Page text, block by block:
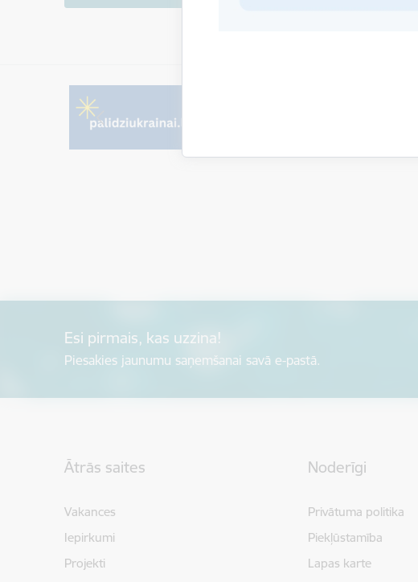
Esi pirmais, kas uzzina!
Piesakies jaunumu saņemšanai savā e-pastā.
Ātrās saites
Vakances
Iepirkumi
Projekti
Noderīgi
Privātuma politika
Piekļūstamība
Lapas karte